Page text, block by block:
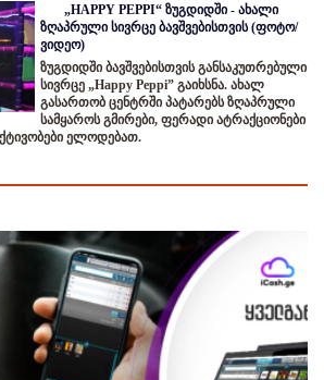
„HAPPY PEPPI“ ზუგდიდში - ახალი
ზღაპრული სივრცე ბავშვებისთვის (ფოტო/
ვიდეო)
ზუგდიდში ბავშვებისთვის განსაკუთრებული
სივრცე „Happy Peppi” გაიხსნა. ახალ
გასართობ ცენტრში პატარებს ზღაპრული
სამყაროს გმირები, ფერადი ატრაქციონები
ელოდებათ.